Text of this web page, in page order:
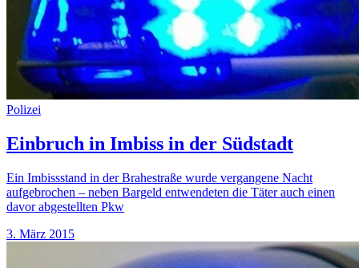
Polizei
Einbruch in Imbiss in der Südstadt
Ein Imbissstand in der Brahestraße wurde vergangene Nacht
aufgebrochen – neben Bargeld entwendeten die Täter auch einen
davor abgestellten Pkw
3. März 2015